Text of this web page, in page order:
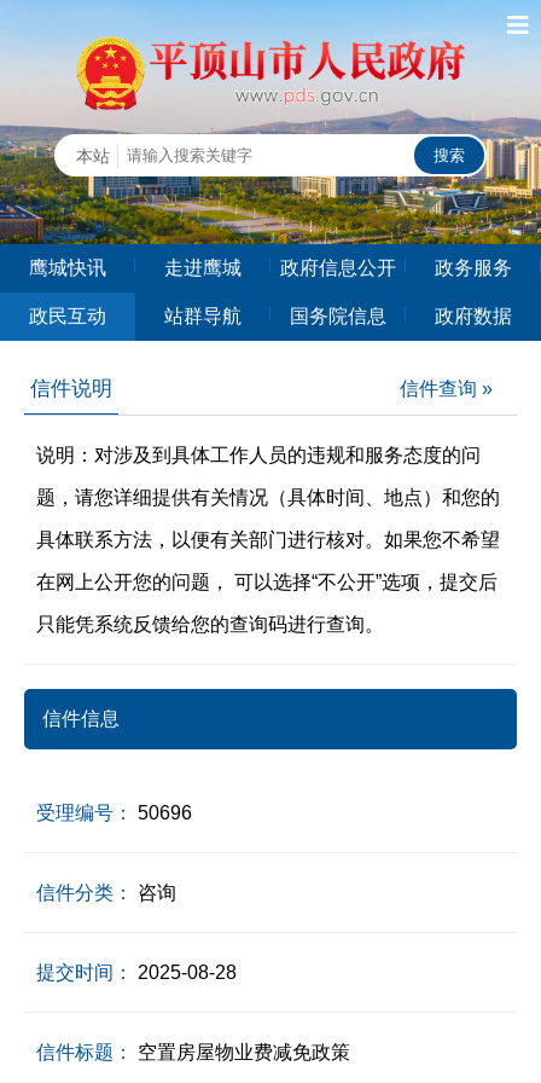
鹰城快讯 走进鹰城 政府信息公开 政务服务
政民互动 站群导航 国务院信息 政府数据
信件说明 信件查询 »
说明：对涉及到具体工作人员的违规和服务态度的问
题，请您详细提供有关情况（具体时间、地点）和您的
具体联系方法，以便有关部门进行核对。如果您不希望
在网上公开您的问题， 可以选择“不公开”选项，提交后
只能凭系统反馈给您的查询码进行查询。
信件信息
受理编号： 50696
信件分类： 咨询
提交时间： 2025-08-28
信件标题： 空置房屋物业费减免政策